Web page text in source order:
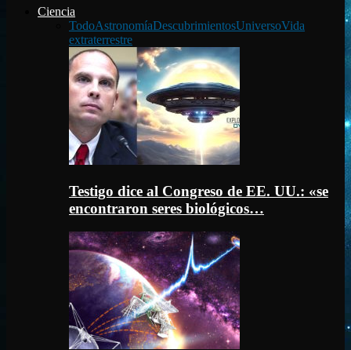
Ciencia
TodoAstronomíaDescubrimientosUniversoVida
extraterrestre
Testigo dice al Congreso de EE. UU.: «se
encontraron seres biológicos…